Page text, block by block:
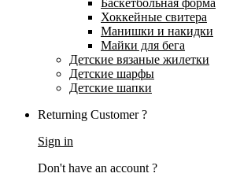
Хоккейные свитера
Манишки и накидки
Майки для бега
Детские вязаные жилетки
Детские шарфы
Детские шапки
Returning Customer ?
Sign in
Don't have an account ?